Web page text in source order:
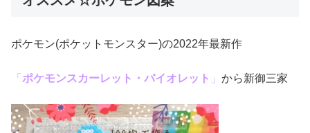
ポケモン(ポケットモンスター)の2022年最新作
「 ポケモンスカーレット・バイオレット 」 から新御三家